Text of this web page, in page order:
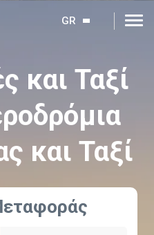
GR
και Ταξί
και Ταξί